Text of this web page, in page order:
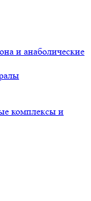
и анаболические
комплексы и